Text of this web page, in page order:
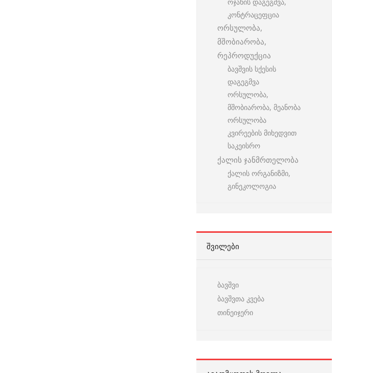
ოჯახის დაგეგმვა,
კონტრაცეფცია
ორსულობა,
მშობიარობა,
რეპროდუქცია
ბავშვის სქესის
დაგეგმვა
ორსულობა,
მშობიარობა, მეანობა
ორსულობა
კვირეების მიხედვით
საკეისრო
ქალის ჯანმრთელობა
ქალის ორგანიზმი,
გინეკოლოგია
ᲨᲕᲘᲚᲔᲑᲘ
ბავშვი
ბავშვთა კვება
თინეიჯერი